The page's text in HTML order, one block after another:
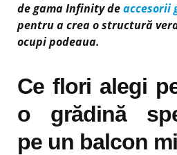
de gama Infinity deaccesorii
pentru a crea o structură
ocupi podeaua.
Ce flori alegi
o grădină
pe un balcon